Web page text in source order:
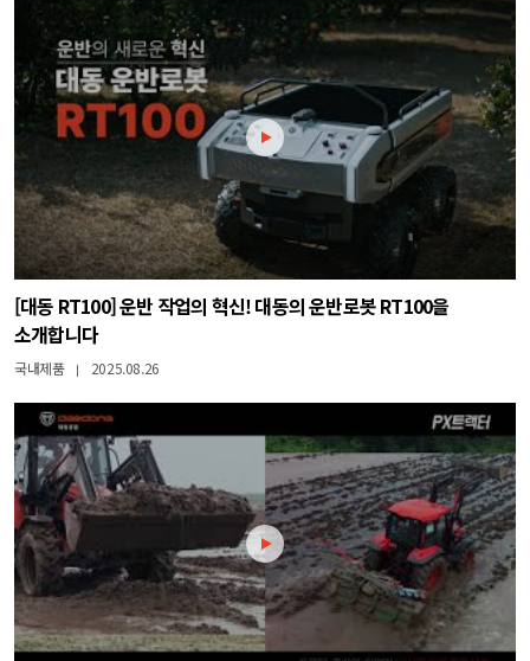
[대동 RT100] 운반 작업의 혁신! 대동의 운반로봇 RT100을
소개합니다
국내제품 | 2025.08.26